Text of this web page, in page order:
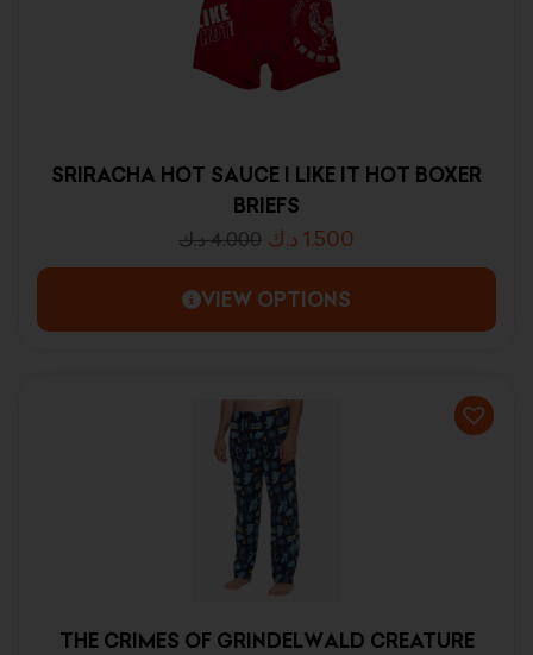
SRIRACHA HOT SAUCE I LIKE IT HOT BOXER
BRIEFS
4.000 د.ك 1.500 د.ك
VIEW OPTIONS
THE CRIMES OF GRINDELWALD CREATURE